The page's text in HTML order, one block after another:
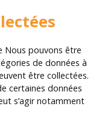
Nous pouvons être
de données à
être collectées.
certaines données
s’agir notamment